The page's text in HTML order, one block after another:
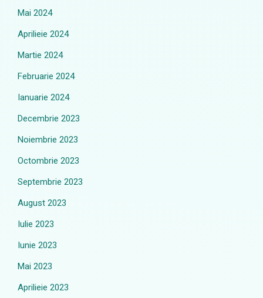
Mai 2024
Aprilieie 2024
Martie 2024
Februarie 2024
Ianuarie 2024
Decembrie 2023
Noiembrie 2023
Octombrie 2023
Septembrie 2023
August 2023
Iulie 2023
Iunie 2023
Mai 2023
Aprilieie 2023